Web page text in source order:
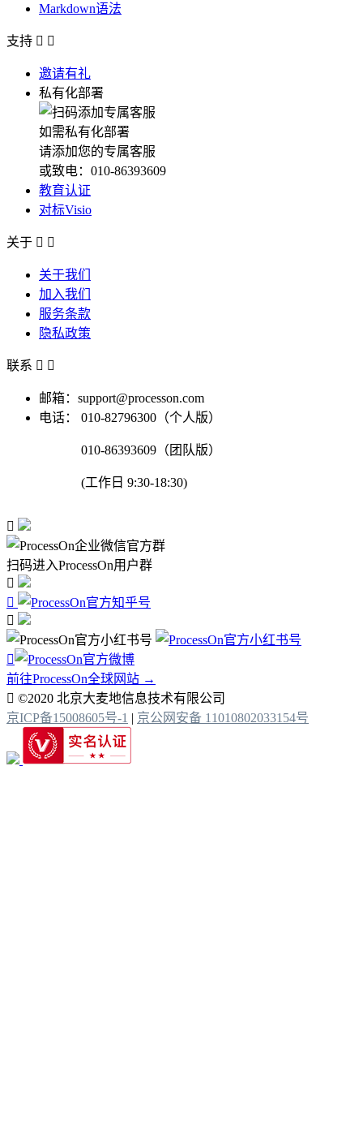
Markdown语法
支持  
邀请有礼
私有化部署
如需私有化部署
请添加您的专属客服
或致电：010-86393609
教育认证
对标Visio
关于  
关于我们
加入我们
服务条款
隐私政策
联系  
邮箱：support@processon.com
电话：
010-82796300（个人版）
010-86393609（团队版）
(工作日 9:30-18:30)

扫码进入ProcessOn用户群




前往ProcessOn全球网站 →
 ©2020 北京大麦地信息技术有限公司
京ICP备15008605号-1 | 京公网安备 11010802033154号